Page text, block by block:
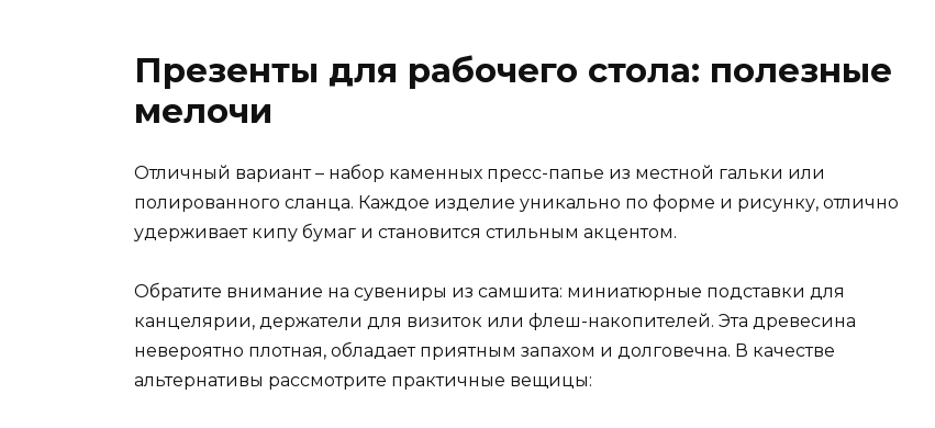
Презенты для рабочего стола: полезные
мелочи
Отличный вариант – набор каменных пресс-папье из местной гальки или
полированного сланца. Каждое изделие уникально по форме и рисунку, отлично
удерживает кипу бумаг и становится стильным акцентом.
Обратите внимание на сувениры из самшита: миниатюрные подставки для
канцелярии, держатели для визиток или флеш-накопителей. Эта древесина
невероятно плотная, обладает приятным запахом и долговечна. В качестве
альтернативы рассмотрите практичные вещицы: